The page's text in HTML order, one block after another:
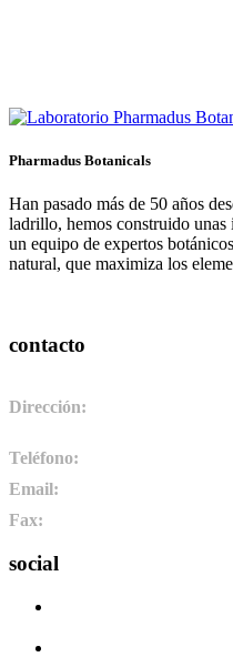
Pharmadus Botanicals
Han pasado más de 50 años
ladrillo, hemos construido unas
un equipo de expertos
natural, que maximiza los
contacto
Dirección:
Teléfono:
Email:
Fax:
social